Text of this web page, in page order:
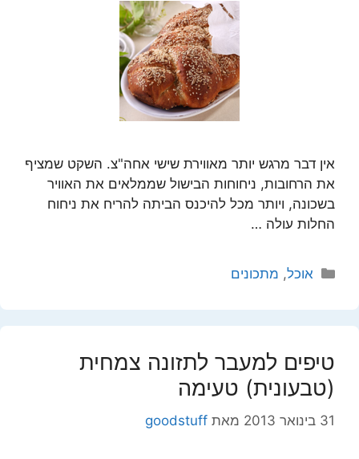
אין דבר מרגש יותר מאווירת שישי אחה"צ. השקט שמציף
את הרחובות, ניחוחות הבישול שממלאים את האוויר
בשכונה, ויותר מכל להיכנס הביתה להריח את ניחוח
החלות עולה …
קטגוריות
אוכל, מתכונים
טיפים למעבר לתזונה צמחית
(טבעונית) טעימה
31 בינואר 2013 מאת goodstuff